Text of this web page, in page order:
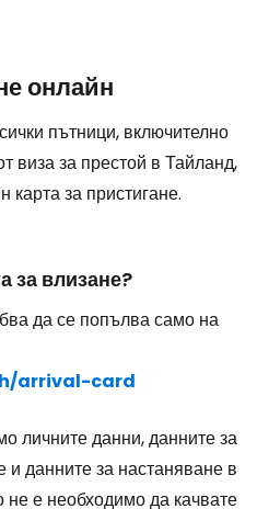
онлайн
пътници, включително
виза за престой в Тайланд,
за пристигане.
за влизане?
да се попълва само на
arrival-card
личните данни, данните за
и данните за настаняване в
е необходимо да качвате